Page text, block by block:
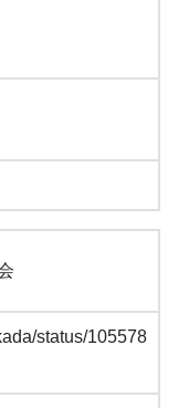
status/105578